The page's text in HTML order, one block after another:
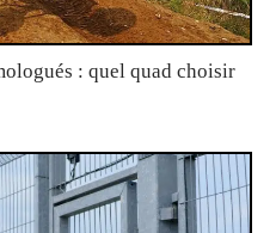
: quel quad choisir